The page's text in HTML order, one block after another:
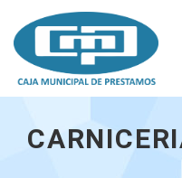
contenido
principal